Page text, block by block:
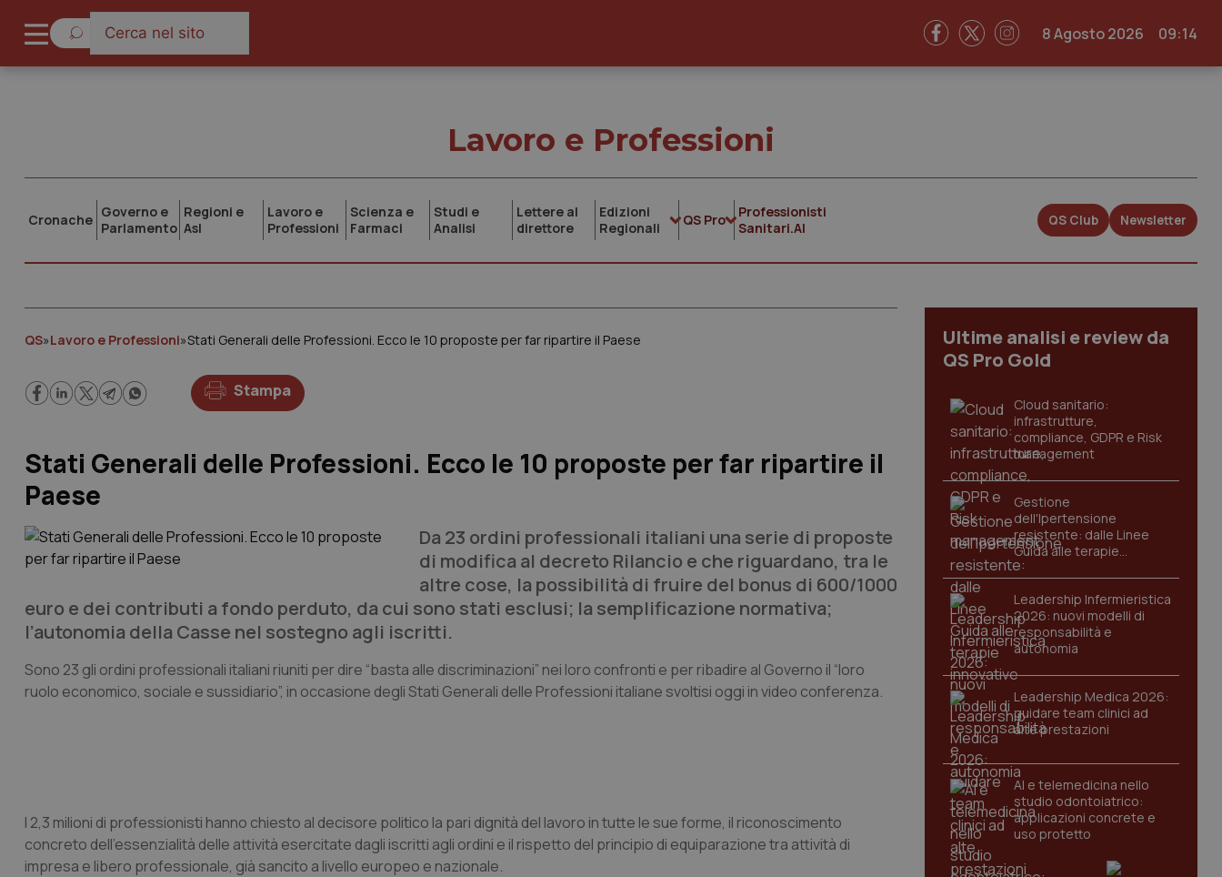
8 Agosto 2026 09:14
Lavoro e Professioni
Cronache Governo e
Parlamento
Regioni e
Asl
Lavoro e
Professioni
Scienza e
Farmaci
Studi e
Analisi
Lettere al
direttore
Edizioni
Regionali
QS Pro
Professionisti
Sanitari.AI
QS Club Newsletter
QS»Lavoro e Professioni»Stati Generali delle Professioni. Ecco le 10 proposte per far ripartire il Paese
Stampa
Stati Generali delle Professioni. Ecco le 10 proposte per far ripartire il
Paese
Da 23 ordini professionali italiani una serie di proposte
di modifica al decreto Rilancio e che riguardano, tra le
altre cose, la possibilità di fruire del bonus di 600/1000
euro e dei contributi a fondo perduto, da cui sono stati esclusi; la semplificazione normativa;
l’autonomia della Casse nel sostegno agli iscritti.
Sono 23 gli ordini professionali italiani riuniti per dire “basta alle discriminazioni” nei loro confronti e per ribadire al Governo il “loro
ruolo economico, sociale e sussidiario”, in occasione degli Stati Generali delle Professioni italiane svoltisi oggi in video conferenza.
I 2,3 milioni di professionisti hanno chiesto al decisore politico la pari dignità del lavoro in tutte le sue forme, il riconoscimento
concreto dell'essenzialità delle attività esercitate dagli iscritti agli ordini e il rispetto del principio di equiparazione tra attività di
impresa e libero professionale, già sancito a livello europeo e nazionale.
Ultime analisi e review da
QS Pro Gold
Cloud sanitario:
infrastrutture,
compliance, GDPR e Risk
management
Gestione
dell'Ipertensione
resistente: dalle Linee
Guida alle terapie
innovative
Leadership Infermieristica
2026: nuovi modelli di
responsabilità e
autonomia
Leadership Medica 2026:
guidare team clinici ad
alte prestazioni
AI e telemedicina nello
studio odontoiatrico:
applicazioni concrete e
uso protetto